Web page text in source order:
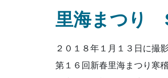
里海まつり
２０１８年１月１３日に撮影
第１６回新春里海まつり寒